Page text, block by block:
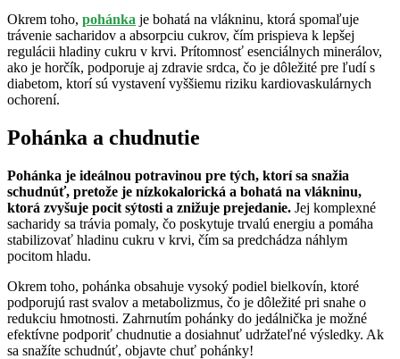
Okrem toho, pohánka je bohatá na vlákninu, ktorá spomaľuje
trávenie sacharidov a absorpciu cukrov, čím prispieva k lepšej
regulácii hladiny cukru v krvi. Prítomnosť esenciálnych minerálov,
ako je horčík, podporuje aj zdravie srdca, čo je dôležité pre ľudí s
diabetom, ktorí sú vystavení vyššiemu riziku kardiovaskulárnych
ochorení.
Pohánka a chudnutie
Pohánka je ideálnou potravinou pre tých, ktorí sa snažia
schudnúť, pretože je nízkokalorická a bohatá na vlákninu,
ktorá zvyšuje pocit sýtosti a znižuje prejedanie. Jej komplexné
sacharidy sa trávia pomaly, čo poskytuje trvalú energiu a pomáha
stabilizovať hladinu cukru v krvi, čím sa predchádza náhlym
pocitom hladu.
Okrem toho, pohánka obsahuje vysoký podiel bielkovín, ktoré
podporujú rast svalov a metabolizmus, čo je dôležité pri snahe o
redukciu hmotnosti. Zahrnutím pohánky do jedálnička je možné
efektívne podporiť chudnutie a dosiahnuť udržateľné výsledky. Ak
sa snažíte schudnúť, objavte chuť pohánky!